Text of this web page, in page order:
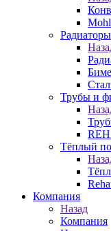
Радиаторы
Трубы и
Тёплый
Компания
Назад
Компания